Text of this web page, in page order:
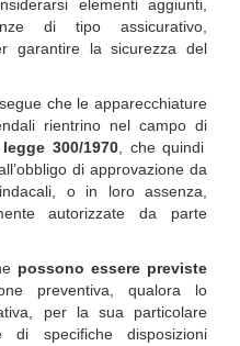
elementi aggiunti,
di tipo assicurativo,
garantire la sicurezza del
che le apparecchiature
rientrino nel campo di
300/1970, che quindi
di approvazione da
o in loro assenza,
autorizzate da parte
possono essere previste
preventiva, qualora lo
per la sua particolare
specifiche disposizioni